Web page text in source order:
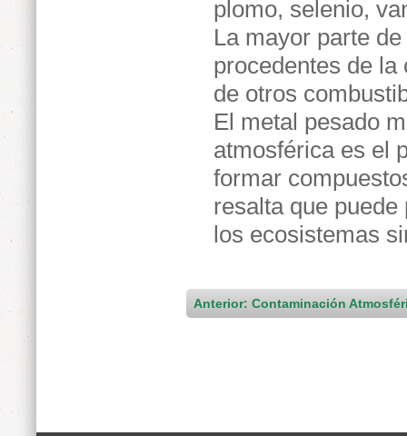
plomo, selenio,
La mayor parte
procedentes de
de otros
El metal pesado
atmosférica es el
formar
resalta que
los ecosistemas
Anterior: Contaminación